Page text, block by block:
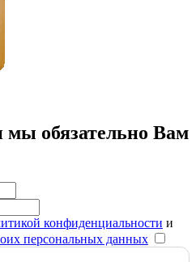
мы обязательно Вам
конфиденциальности и
персональных данных